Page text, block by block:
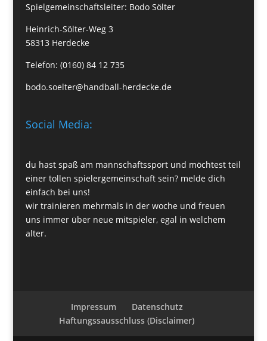
Spielgemeinschaftsleiter: Bodo Sölter
Heinrich-Sölter-Weg 3
58313 Herdecke
Telefon: (0160) 84 12 735
bodo.soelter@handball-herdecke.de
Social Media:
du hast spaß am mannschaftssport und möchtest teil
einer tollen spielergemeinschaft sein? melde dich
einfach bei uns!
wir trainieren mehrmals in der woche und freuen
uns immer über neue mitspieler, egal in welchem
alter.
Impressum
Datenschutz
Haftungssausschluss (Disclaimer)